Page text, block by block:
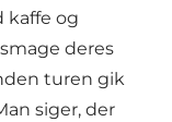
kaffe og
deres
turen gik
siger, der